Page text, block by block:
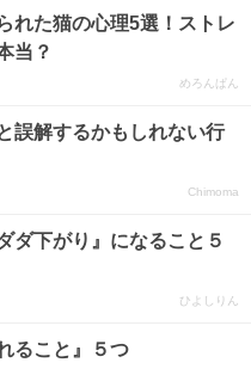
れた猫の心理5選！ストレ
当？
めろんぱん
誤解するかもしれない行
Chimoma
ダ下がり』になること５
ひよしりん
ること』５つ